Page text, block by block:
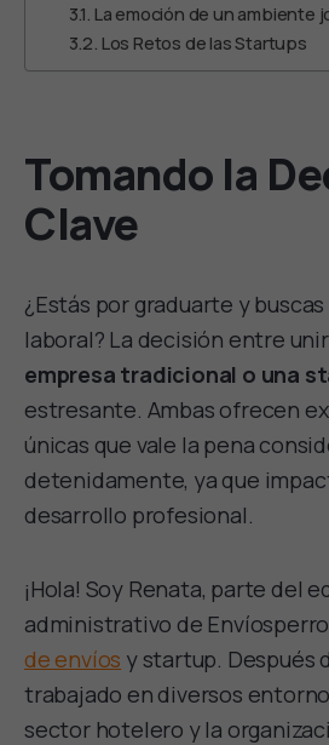
La emoción de un ambiente
Los Retos de las Startups
Tomando la
Clave
¿Estás por graduarte y
laboral? La decisión entre
empresa tradicional o una
estresante. Ambas ofrecen
únicas que vale la pena
detenidamente, ya que
desarrollo profesional.
¡Hola! Soy Renata, parte del
administrativo de
de envíos y startup. Después
trabajado en diversos
sector hotelero y la